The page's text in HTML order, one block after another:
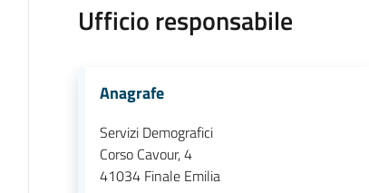
Ufficio responsabile
Anagrafe
Servizi Demografici
Corso Cavour, 4
41034 Finale Emilia